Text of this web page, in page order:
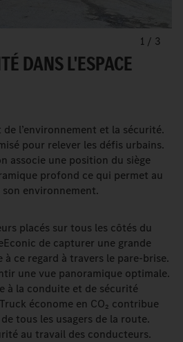
1 / 3
DANS L'ESPACE
de l’environnement et la sécurité.
pour relever les défis urbains.
associe une position du siège
profond ce qui permet au
environnement.
placés sur tous les côtés du
de capturer une grande
ce regard à travers le pare-brise.
une vue panoramique optimale.
à la conduite et de sécurité
économe en CO₂ contribue
tous les usagers de la route.
au travail des conducteurs.